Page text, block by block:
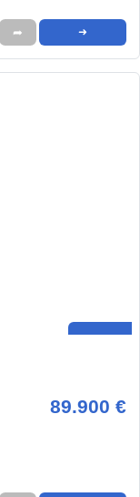
➦ ➜
89.900 €